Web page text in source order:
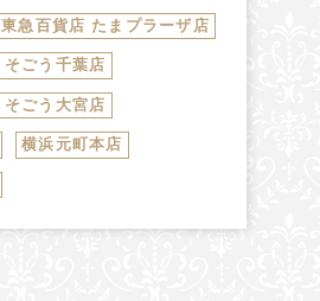
東急百貨店 たまプラーザ店
そごう千葉店
そごう大宮店
横浜元町本店